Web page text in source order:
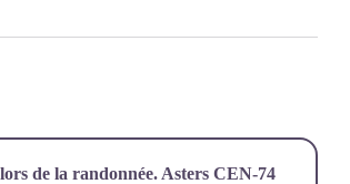
de la randonnée. Asters CEN-74